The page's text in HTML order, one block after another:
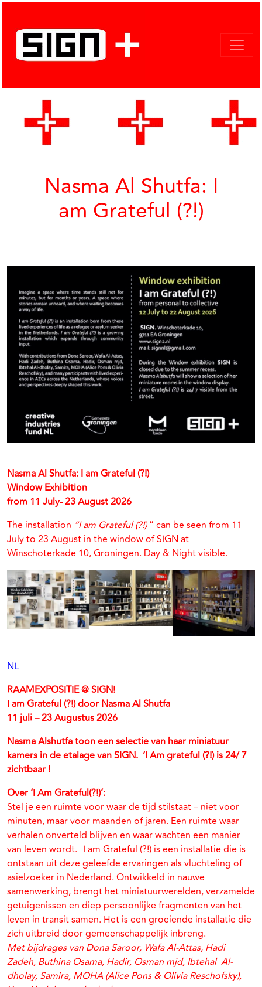
Nasma Al Shutfa: I
am Grateful (?!)
Nasma Al Shutfa: I am Grateful (?!)
Window Exhibition
from 11 July- 23 August 2026
The installation “I am Grateful (?!)” can be seen from 11
July to 23 August in the window of SIGN at
Winschoterkade 10, Groningen. Day & Night visible.
NL
RAAMEXPOSITIE @ SIGN!
I am Grateful (?!) door Nasma Al Shutfa
11 juli – 23 Augustus 2026
Nasma Alshutfa toon een selectie van haar miniatuur
kamers in de etalage van SIGN. ‘I Am grateful (?!) is 24/ 7
zichtbaar !
Over ‘I Am Grateful(?!)’:
Stel je een ruimte voor waar de tijd stilstaat – niet voor
minuten, maar voor maanden of jaren. Een ruimte waar
verhalen onverteld blijven en waar wachten een manier
van leven wordt. I am Grateful (?!) is een installatie die is
ontstaan ​​uit deze geleefde ervaringen als vluchteling of
asielzoeker in Nederland. Ontwikkeld in nauwe
samenwerking, brengt het miniatuurwerelden, verzamelde
getuigenissen en diep persoonlijke fragmenten van het
leven in transit samen. Het is een groeiende installatie die
zich uitbreid door gemeenschappelijk inbreng.
Met bijdrages van Dona Saroor, Wafa Al-Attas, Hadi
Zadeh, Buthina Osama, Hadir, Osman mjd, Ibtehal Al-
dholay, Samira, MOHA (Alice Pons & Olivia Reschofsky),